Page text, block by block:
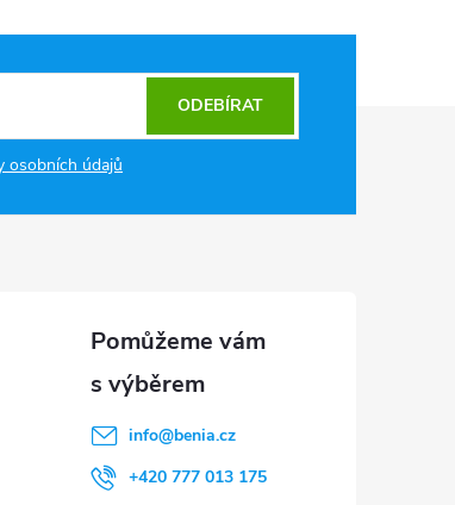
osobních údajů
ODEBÍRAT
info@benia.cz
+420 777 013 175